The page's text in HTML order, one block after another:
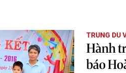
TRUNG DU
Hành
báo